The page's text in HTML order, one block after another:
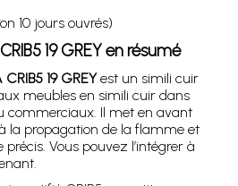
10 jours ouvrés)
19 GREY en résumé
19 GREYest un simili cuir
meubles en simili cuir dans
commerciaux. Il met en avant
la propagation de la flamme et
précis. Vous pouvez l’intégrer à